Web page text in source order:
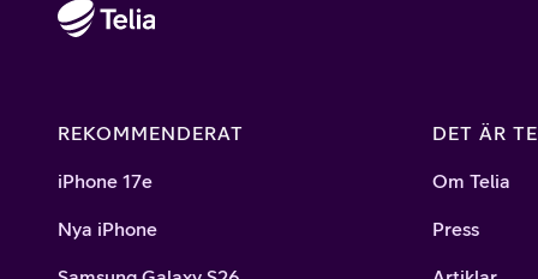
REKOMMENDERAT
iPhone 17e
Nya iPhone
DET ÄR
Om Telia
Press